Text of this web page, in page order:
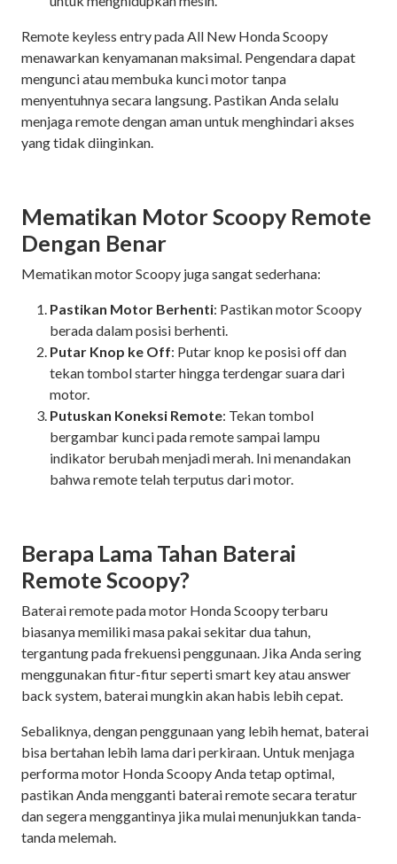
Remote keyless entry pada All New Honda Scoopy
menawarkan kenyamanan maksimal. Pengendara dapat
mengunci atau membuka kunci motor tanpa
menyentuhnya secara langsung. Pastikan Anda selalu
menjaga remote dengan aman untuk menghindari akses
yang tidak diinginkan.
Mematikan Motor Scoopy Remote
Dengan Benar
Mematikan motor Scoopy juga sangat sederhana:
Pastikan Motor Berhenti: Pastikan motor Scoopy
berada dalam posisi berhenti.
Putar Knop ke Off: Putar knop ke posisi off dan
tekan tombol starter hingga terdengar suara dari
motor.
Putuskan Koneksi Remote: Tekan tombol
bergambar kunci pada remote sampai lampu
indikator berubah menjadi merah. Ini menandakan
bahwa remote telah terputus dari motor.
Berapa Lama Tahan Baterai
Remote Scoopy?
Baterai remote pada motor Honda Scoopy terbaru
biasanya memiliki masa pakai sekitar dua tahun,
tergantung pada frekuensi penggunaan. Jika Anda sering
menggunakan fitur-fitur seperti smart key atau answer
back system, baterai mungkin akan habis lebih cepat.
Sebaliknya, dengan penggunaan yang lebih hemat, baterai
bisa bertahan lebih lama dari perkiraan. Untuk menjaga
performa motor Honda Scoopy Anda tetap optimal,
pastikan Anda mengganti baterai remote secara teratur
dan segera menggantinya jika mulai menunjukkan tanda-
tanda melemah.